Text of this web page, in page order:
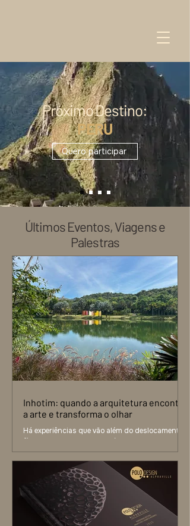
Próximo Destino:
PERU
Quero participar
Últimos Eventos, Viagens e
Palestras
Inhotim: quando a arquitetura encontra
a arte e transforma o olhar
Há experiências que vão além do deslocamento
físico. Elas ampliam repertório, despertam novas
leituras e refinam o olhar. A imersão no Instituto
Inhotim é exatamente esse tipo de vivência. Mais
do que um destino, Inhotim propõe uma relação
diferente com o tempo e com o espaço. Entre
galerias de arte contemporânea e jardins
cuidadosamente desenhados, cada percurso
convida à observação atenta, ao silêncio e à